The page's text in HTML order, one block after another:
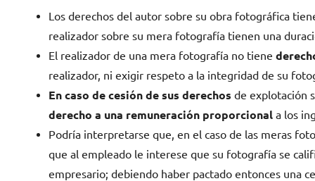
Los derechos del autor sobre su obra fotográfica
realizador sobre su mera fotografía tienen una
El realizador de una mera fotografía no tiene
realizador, ni exigir respeto a la integridad de su
En caso de cesión de sus derechos de explotación
derecho a una remuneración proporcional a los
Podría interpretarse que, en el caso de las meras
que al empleado le interese que su fotografía se
empresario; debiendo haber pactado entonces una